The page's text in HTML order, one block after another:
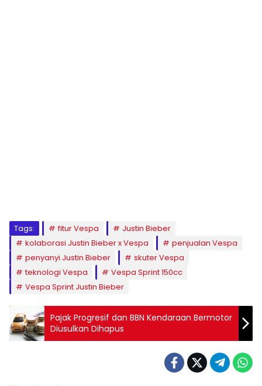
Tags: fitur Vespa
Justin Bieber
kolaborasi Justin Bieber x Vespa
penjualan Vespa
penyanyi Justin Bieber
skuter Vespa
teknologi Vespa
Vespa Sprint 150cc
Vespa Sprint Justin Bieber
Pajak Progresif dan BBN Kendaraan Bermotor
Diusulkan Dihapus